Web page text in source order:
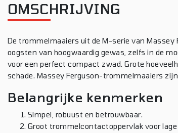
OMSCHRIJVING
De trommelmaaiers uit de M-serie van Massey
oogsten van hoogwaardig gewas, zelfs in de
voor een perfect compact zwad. Grote
schade. Massey Ferguson-trommelmaaiers
Belangrijke kenmerken
Simpel, robuust en betrouwbaar.
Groot trommelcontactoppervlak voor